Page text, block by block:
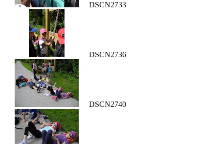
DSCN2733
DSCN2736
DSCN2740